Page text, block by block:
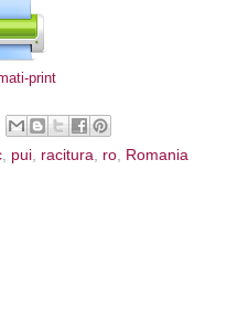
print
, pui, racitura, ro, Romania